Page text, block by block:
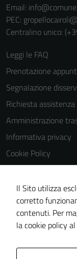
Email:
PEC:
Centralino unico:
Leggi le FAQ
Prenotazione
Segnalazione
Richiesta assistenza
Amministrazione
Informativa privacy
Cookie Policy
Note legali
Dichiarazione di
Obiettivi di
Piano di
Il Sito utilizza
corretto
contenuti. Per
la cookie policy